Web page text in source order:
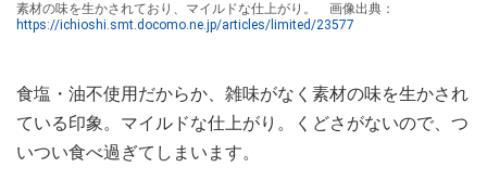
素材の味を生かされており、マイルドな仕上がり。 画像出典：
https://ichioshi.smt.docomo.ne.jp/articles/limited/23577
食塩・油不使用だからか、雑味がなく素材の味を生かされ
ている印象。マイルドな仕上がり。くどさがないので、つ
いつい食べ過ぎてしまいます。